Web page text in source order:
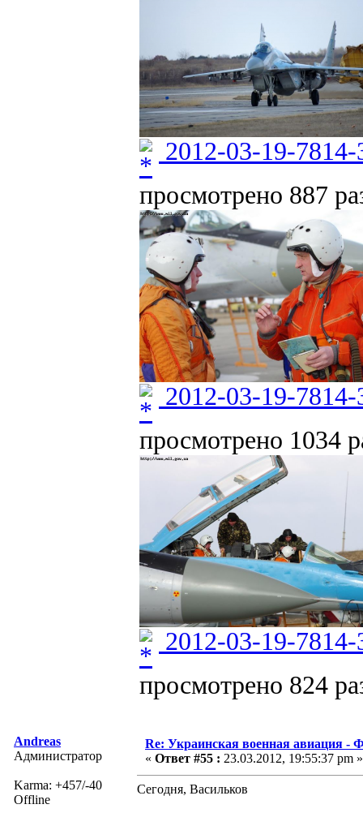
2012-03-19-
просмотрено 887
2012-03-19-
просмотрено 1034
2012-03-19-
просмотрено 824
Andreas
Администратор
Karma: +457/-40
Offline
Re: Украинская военная авиация -
« Ответ #55 : 23.03.2012, 19:55:37 pm »
Сегодня, Васильков